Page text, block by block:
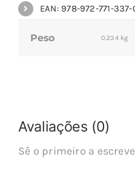
EAN: 978-972-771-337-
Peso 0,234 kg
Avaliações (0)
Sê o primeiro a